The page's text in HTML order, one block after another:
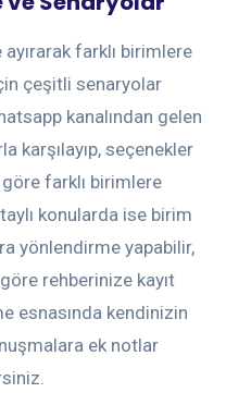
farklı birimlere
çeşitli senaryolar
kanalından gelen
karşılayıp, seçenekler
farklı birimlere
konularda ise birim
yönlendirme yapabilir,
rehberinize kayıt
esnasında kendinizin
ek notlar